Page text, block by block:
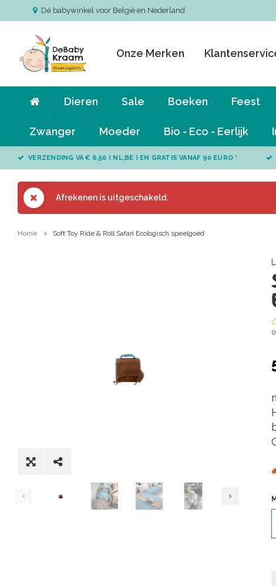
Dé babywinkel voor België en Nederland
Onze Merken
Dieren Sale Boeken Feest
Zwanger Moeder Bio - Eco - Eerlijk
VERZENDING VA € 6,50 ( NL,BE ) EN GRATIS VANAF 90 EURO *
Afrekenen is uitgeschakeld.
Home Soft Toy Ride & Roll Safari Ecologisch speelgoed